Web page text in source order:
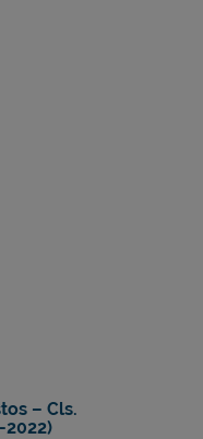
– Cls.
2022)